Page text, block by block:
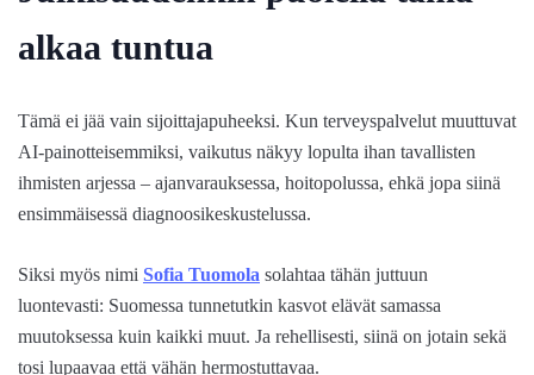
alkaa tuntua
Tämä ei jää vain sijoittajapuheeksi. Kun terveyspalvelut muuttuvat
AI-painotteisemmiksi, vaikutus näkyy lopulta ihan tavallisten
ihmisten arjessa – ajanvarauksessa, hoitopolussa, ehkä jopa siinä
ensimmäisessä diagnoosikeskustelussa.
Siksi myös nimi Sofia Tuomola solahtaa tähän juttuun
luontevasti: Suomessa tunnetutkin kasvot elävät samassa
muutoksessa kuin kaikki muut. Ja rehellisesti, siinä on jotain sekä
tosi lupaavaa että vähän hermostuttavaa.